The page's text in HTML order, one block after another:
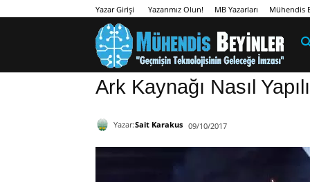
Yazar Girişi Yazarımız Olun! MB Yazarları Mühendis
Ark Kaynağı Nasıl
Yazar:Sait Karakus 09/10/2017